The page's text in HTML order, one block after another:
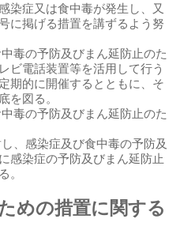
染症又は食中毒が発生し、又
に掲げる措置を講ずるよう努
毒の予防及びまん延防止のた
ビ電話装置等を活用して行う
期的に開催するとともに、そ
を図る。
毒の予防及びまん延防止のた
、感染症及び食中毒の予防及
感染症の予防及びまん延防止
。
めの措置に関する